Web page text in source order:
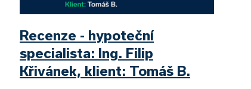
Recenze - hypoteční
specialista: Ing. Filip
Křivánek, klient: Tomáš B.